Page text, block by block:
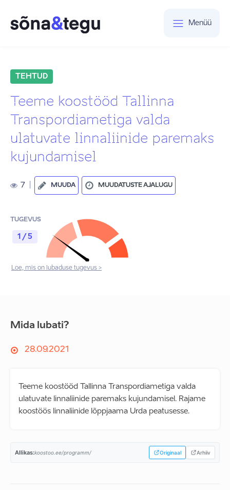
Menüü
TEHTUD
Teeme koostööd Tallinna
Transpordiametiga valda
ulatuvate linnaliinide paremaks
kujundamisel
7 MUUDA MUUDATUSTE AJALUGU
TUGEVUS
1 / 5
Loe, mis on lubaduse tugevus >
Mida lubati?
28.09.2021
Teeme koostööd Tallinna Transpordiametiga valda
ulatuvate linnaliinide paremaks kujundamisel. Rajame
koostöös linnaliinide lõppjaama Urda peatusesse.
Allikas:koostoo.ee/programm/ Originaal Arhiiv